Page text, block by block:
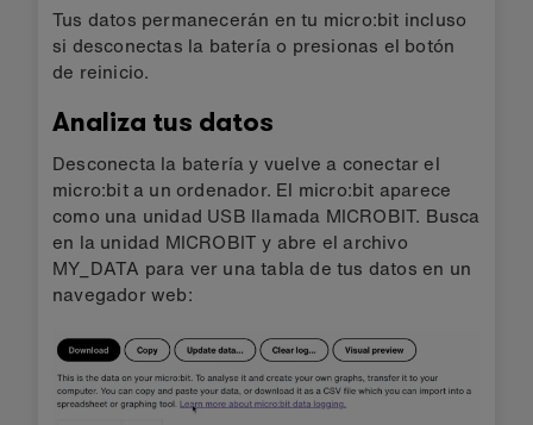
Tus datos permanecerán en tu micro:bit incluso
si desconectas la batería o presionas el botón
de reinicio.
Analiza tus datos
Desconecta la batería y vuelve a conectar el
micro:bit a un ordenador. El micro:bit aparece
como una unidad USB llamada MICROBIT. Busca
en la unidad MICROBIT y abre el archivo
MY_DATA para ver una tabla de tus datos en un
navegador web: